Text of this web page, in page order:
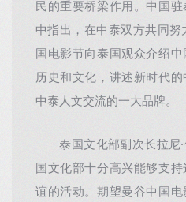
民的重要桥梁作用。中国
中指出，在中泰双方共同
国电影节向泰国观众介绍
历史和文化，讲述新时代
中泰人文交流的一大品牌。
泰国文化部副次长拉尼·
国文化部十分高兴能够支
谊的活动。期望曼谷中国